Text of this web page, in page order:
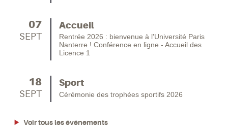
07
SEPT
Accueil
Rentrée 2026 : bienvenue à l'Université Paris
Nanterre ! Conférence en ligne - Accueil des
Licence 1
18
SEPT
Sport
Cérémonie des trophées sportifs 2026
Voir tous les événements